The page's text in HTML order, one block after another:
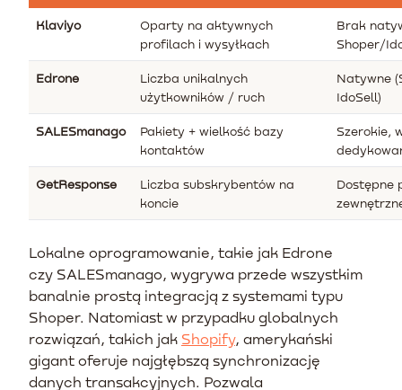
Klaviyo
Oparty na aktywnych
profilach i wysyłkach
Brak
Shoper/
Edrone
Liczba unikalnych
użytkowników / ruch
Natywne
IdoSell)
SALESmanago
Pakiety + wielkość bazy
kontaktów
Szerokie,
GetResponse
Liczba subskrybentów na
koncie
Dostępne
Lokalne oprogramowanie, takie jak Edrone
czy SALESmanago, wygrywa przede wszystkim
banalnie prostą integracją z systemami typu
Shoper. Natomiast w przypadku globalnych
rozwiązań, takich jak Shopify, amerykański
gigant oferuje najgłębszą synchronizację
danych transakcyjnych. Pozwala